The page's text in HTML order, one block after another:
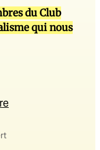
du Club
qui nous